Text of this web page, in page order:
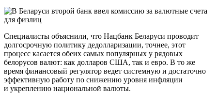
Специалисты объяснили, что Нацбанк Беларуси проводит
долгосрочную политику дедолларизации, точнее, этот
процесс касается обеих самых популярных у рядовых
белорусов валют: как долларов США, так и евро. В то же
время финансовый регулятор ведет системную и достаточно
эффективную работу по снижению уровня инфляции
и укреплению национальной валюты.